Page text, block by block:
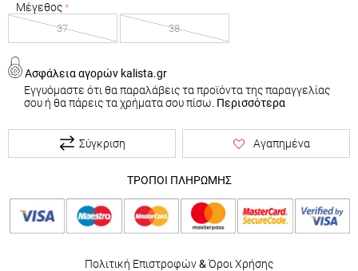
Μέγεθος
37 38
Ασφάλεια αγορών kalista.gr
Εγγυόμαστε ότι θα παραλάβεις τα προϊόντα της παραγγελίας
σου ή θα πάρεις τα χρήματα σου πίσω. Περισσότερα
Σύγκριση Αγαπημένα
ΤΡΟΠΟΙ ΠΛΗΡΩΜΗΣ
Πολιτική Επιστροφών& Όροι Χρήσης